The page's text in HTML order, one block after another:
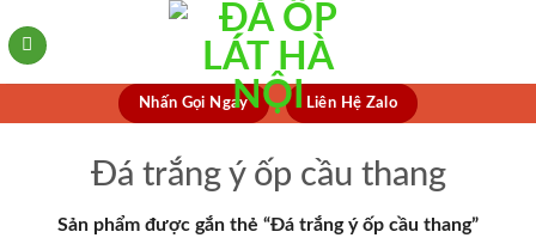
to
Nhấn Gọi Ngay Liên Hệ Zalo
Đá trắng ý ốp cầu thang
Sản phẩm được gắn thẻ “Đá trắng ý ốp cầu thang”